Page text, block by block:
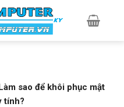
sao để khôi phục mật
tính?